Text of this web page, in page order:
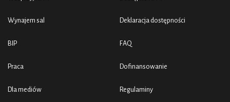
Wynajem sal
BIP
Praca
Dla mediów
Deklaracja dostępności
FAQ
Dofinansowanie
Regulaminy